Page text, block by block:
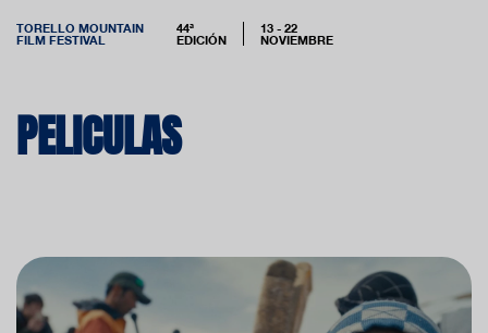
TORELLO MOUNTAIN
FILM FESTIVAL
44ª
EDICIÓN
13 - 22
NOVIEMBRE
PELICULAS